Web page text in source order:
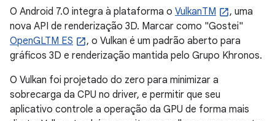
O Android 7.0 integra à plataforma o VulkanTM
, uma
nova API de renderização 3D. Marcar como "Gostei"
OpenGLTM ES
, o Vulkan é um padrão aberto para
gráficos 3D e renderização mantida pelo Grupo Khronos.
O Vulkan foi projetado do zero para minimizar a
sobrecarga da CPU no driver, e permitir que seu
aplicativo controle a operação da GPU de forma mais